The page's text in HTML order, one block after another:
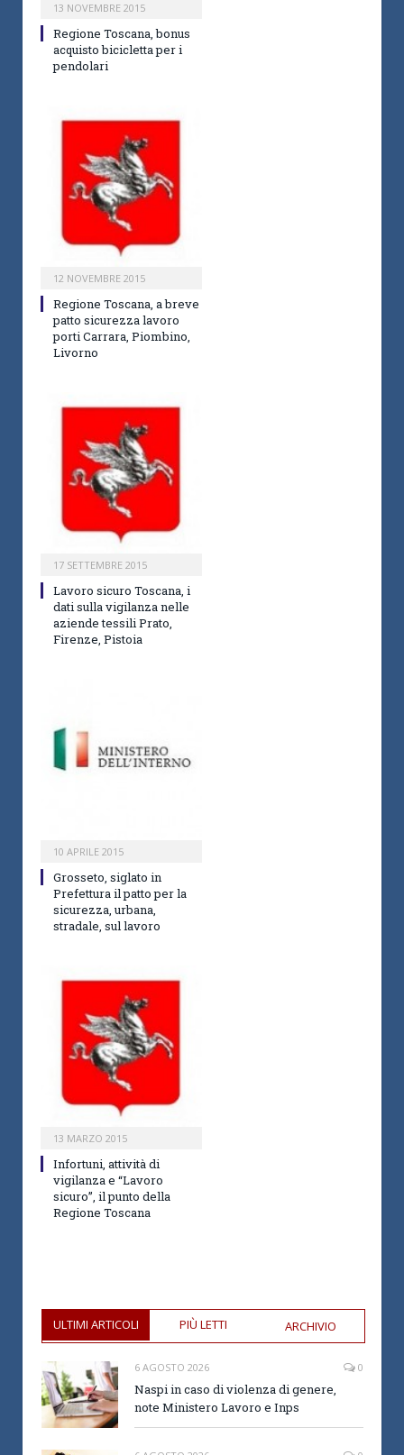
13 NOVEMBRE 2015
Regione Toscana, bonus
acquisto bicicletta per i
pendolari
12 NOVEMBRE 2015
Regione Toscana, a breve
patto sicurezza lavoro
porti Carrara, Piombino,
Livorno
17 SETTEMBRE 2015
Lavoro sicuro Toscana, i
dati sulla vigilanza nelle
aziende tessili Prato,
Firenze, Pistoia
10 APRILE 2015
Grosseto, siglato in
Prefettura il patto per la
sicurezza, urbana,
stradale, sul lavoro
13 MARZO 2015
Infortuni, attività di
vigilanza e “Lavoro
sicuro”, il punto della
Regione Toscana
ULTIMI ARTICOLI PIÙ LETTI ARCHIVIO
6 AGOSTO 2026 0
Naspi in caso di violenza di genere,
note Ministero Lavoro e Inps